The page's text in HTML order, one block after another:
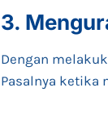
3.
Dengan
Pasalnya ketika